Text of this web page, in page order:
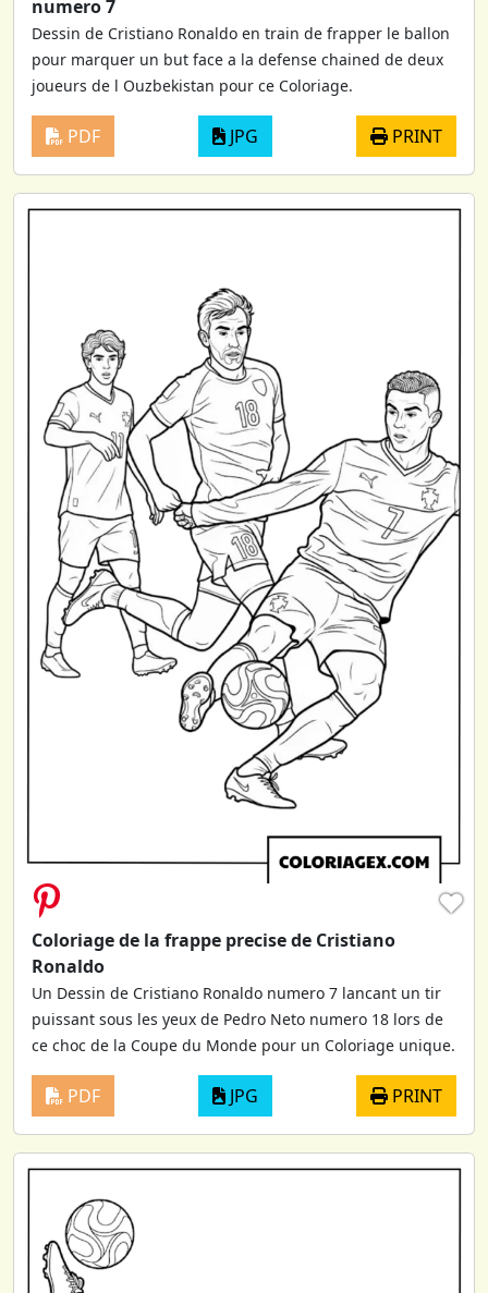
numero 7
Dessin de Cristiano Ronaldo en train de frapper le ballon
pour marquer un but face a la defense chained de deux
joueurs de l Ouzbekistan pour ce Coloriage.
PDF JPG PRINT
♥
Coloriage de la frappe precise de Cristiano
Ronaldo
Un Dessin de Cristiano Ronaldo numero 7 lancant un tir
puissant sous les yeux de Pedro Neto numero 18 lors de
ce choc de la Coupe du Monde pour un Coloriage unique.
PDF JPG PRINT